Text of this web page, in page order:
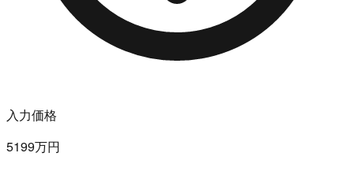
入力価格
5199万円